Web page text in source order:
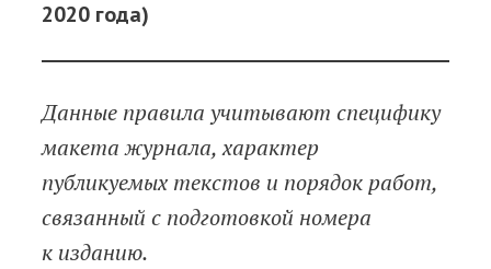
2020 года)
Данные правила учитывают специфику
макета журнала, характер
публикуемых текстов и порядок работ,
связанный с подготовкой номера
к изданию.